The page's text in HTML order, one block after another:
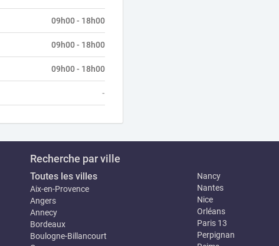
09h00 - 18h00
09h00 - 18h00
09h00 - 18h00
-
Recherche par ville
Toutes les villes
Aix-en-Provence
Angers
Annecy
Bordeaux
Boulogne-Billancourt
Nancy
Nantes
Nice
Orléans
Paris 13
Perpignan